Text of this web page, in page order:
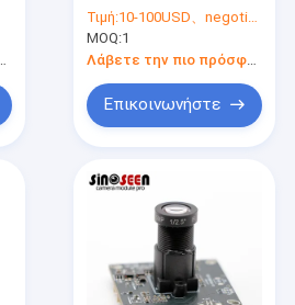
αισθητήρα OV5647
Omnivision CMOS
Τιμή:10-100USD、negotiable
MOQ:1
Επικοινωνήστε